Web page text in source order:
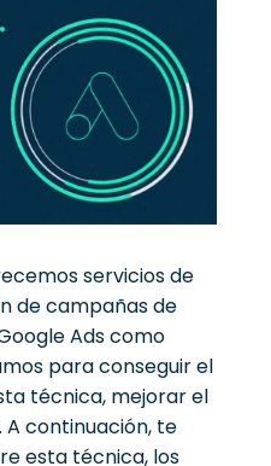
servicios de
de campañas de
Ads como
para conseguir el
técnica, mejorar el
A continuación, te
esta técnica, los